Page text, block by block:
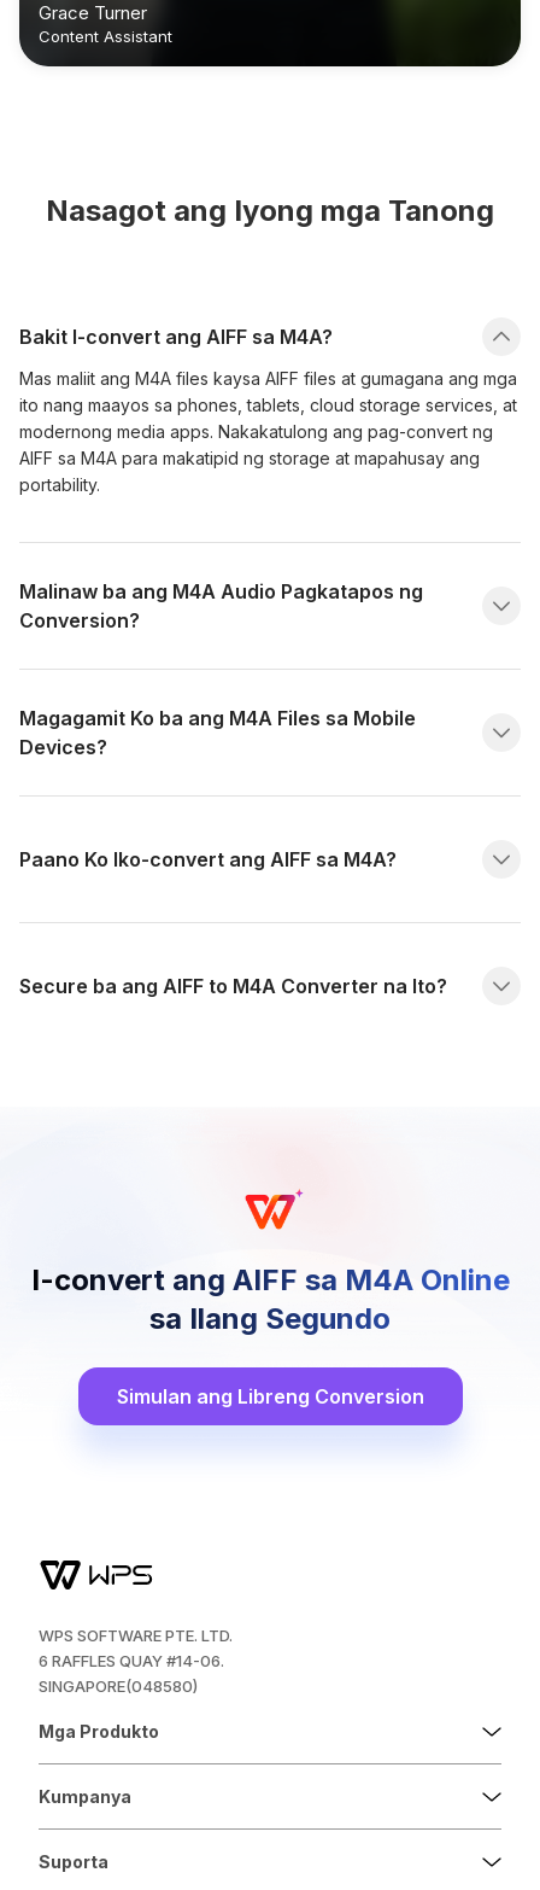
Grace Turner
Content Assistant
Nasagot ang Iyong mga Tanong
Bakit I-convert ang AIFF sa M4A?
Mas maliit ang M4A files kaysa AIFF files at gumagana ang mga
ito nang maayos sa phones, tablets, cloud storage services, at
modernong media apps. Nakakatulong ang pag-convert ng
AIFF sa M4A para makatipid ng storage at mapahusay ang
portability.
Malinaw ba ang M4A Audio Pagkatapos ng
Conversion?
Magagamit Ko ba ang M4A Files sa Mobile
Devices?
Paano Ko Iko-convert ang AIFF sa M4A?
Secure ba ang AIFF to M4A Converter na Ito?
I-convert ang AIFF sa M4A Online
sa Ilang Segundo
Simulan ang Libreng Conversion
WPS SOFTWARE PTE. LTD.
6 RAFFLES QUAY #14-06.
SINGAPORE(048580)
Mga Produkto
Kumpanya
Suporta